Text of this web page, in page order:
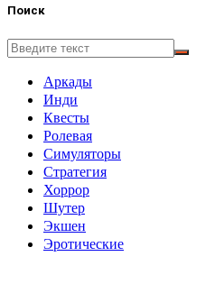
Поиск
Аркады
Инди
Квесты
Ролевая
Симуляторы
Стратегия
Хоррор
Шутер
Экшен
Эротические